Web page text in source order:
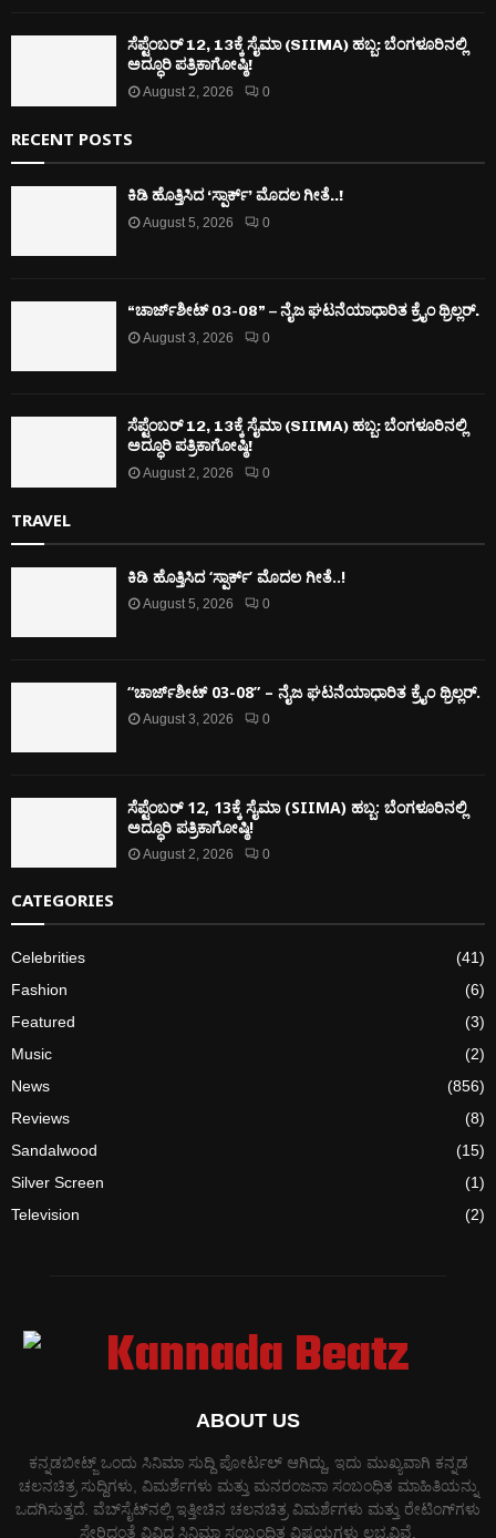
ಸೆಪ್ಟೆಂಬರ್ 12, 13ಕ್ಕೆ ಸೈಮಾ (SIIMA) ಹಬ್ಬ: ಬೆಂಗಳೂರಿನಲ್ಲಿ
ಅದ್ಧೂರಿ ಪತ್ರಿಕಾಗೋಷ್ಠಿ!
August 2, 2026 0
RECENT POSTS
ಕಿಡಿ‌‌ ಹೊತ್ತಿಸಿದ ‘ಸ್ಪಾರ್ಕ್’ ಮೊದಲ‌ ಗೀತೆ..!
August 5, 2026 0
“ಚಾರ್ಜ್‌ಶೀಟ್ 03-08” – ನೈಜ ಘಟನೆಯಾಧಾರಿತ ಕ್ರೈಂ ಥ್ರಿಲ್ಲರ್.
August 3, 2026 0
ಸೆಪ್ಟೆಂಬರ್ 12, 13ಕ್ಕೆ ಸೈಮಾ (SIIMA) ಹಬ್ಬ: ಬೆಂಗಳೂರಿನಲ್ಲಿ
ಅದ್ಧೂರಿ ಪತ್ರಿಕಾಗೋಷ್ಠಿ!
August 2, 2026 0
TRAVEL
ಕಿಡಿ‌‌ ಹೊತ್ತಿಸಿದ ‘ಸ್ಪಾರ್ಕ್’ ಮೊದಲ‌ ಗೀತೆ..!
August 5, 2026 0
“ಚಾರ್ಜ್‌ಶೀಟ್ 03-08” – ನೈಜ ಘಟನೆಯಾಧಾರಿತ ಕ್ರೈಂ ಥ್ರಿಲ್ಲರ್.
August 3, 2026 0
ಸೆಪ್ಟೆಂಬರ್ 12, 13ಕ್ಕೆ ಸೈಮಾ (SIIMA) ಹಬ್ಬ: ಬೆಂಗಳೂರಿನಲ್ಲಿ
ಅದ್ಧೂರಿ ಪತ್ರಿಕಾಗೋಷ್ಠಿ!
August 2, 2026 0
CATEGORIES
Celebrities
(41)
Fashion
(6)
Featured
(3)
Music
(2)
News
(856)
Reviews
(8)
Sandalwood
(15)
Silver Screen
(1)
Television
(2)
ABOUT US
ಕನ್ನಡಬೀಟ್ಜ್ ಒಂದು ಸಿನಿಮಾ ಸುದ್ದಿ ಪೋರ್ಟಲ್ ಆಗಿದ್ದು, ಇದು ಮುಖ್ಯವಾಗಿ ಕನ್ನಡ
ಚಲನಚಿತ್ರ ಸುದ್ದಿಗಳು, ವಿಮರ್ಶೆಗಳು ಮತ್ತು ಮನರಂಜನಾ ಸಂಬಂಧಿತ ಮಾಹಿತಿಯನ್ನು
ಒದಗಿಸುತ್ತದೆ. ವೆಬ್‌ಸೈಟ್‌ನಲ್ಲಿ ಇತ್ತೀಚಿನ ಚಲನಚಿತ್ರ ವಿಮರ್ಶೆಗಳು ಮತ್ತು ರೇಟಿಂಗ್‌ಗಳು
ಸೇರಿದಂತೆ ವಿವಿಧ ಸಿನಿಮಾ ಸಂಬಂಧಿತ ವಿಷಯಗಳು ಲಭ್ಯವಿವೆ.